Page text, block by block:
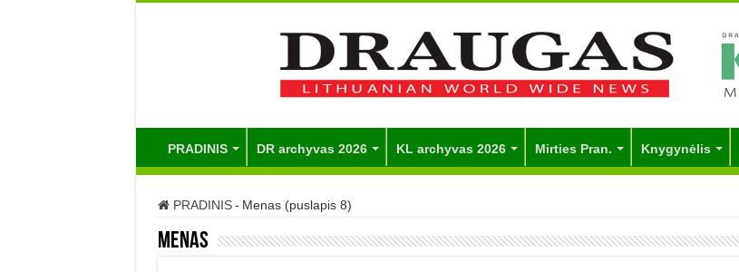
PRADINIS DR archyvas 2026 KL archyvas 2026 Mirties Pran. Knygynėlis
PRADINIS - Menas (puslapis 8)
Menas